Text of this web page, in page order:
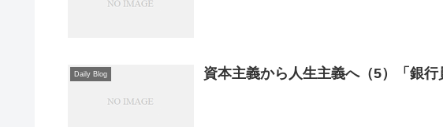
Daily Blog 資本主義から人生主義へ（5）「銀